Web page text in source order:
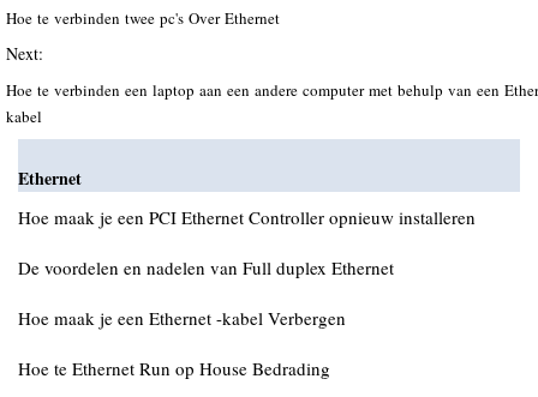
Hoe te verbinden twee pc's Over Ethernet
Next:
Hoe te verbinden een laptop aan een andere computer met behulp van een
kabel
Ethernet
Hoe maak je een PCI Ethernet Controller opnieuw installeren
De voordelen en nadelen van Full duplex Ethernet
Hoe maak je een Ethernet -kabel Verbergen
Hoe te Ethernet Run op House Bedrading